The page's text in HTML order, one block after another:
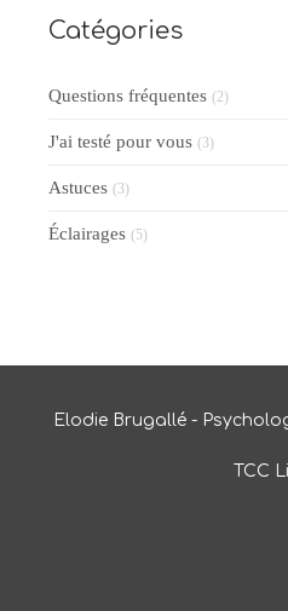
Catégories
Questions fréquentes (2)
J'ai testé pour vous (3)
Astuces (3)
Éclairages (5)
Elodie Brugallé -
TCC